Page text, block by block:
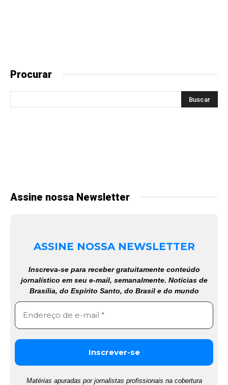
Procurar
Assine nossa Newsletter
ASSINE NOSSA NEWSLETTER
Inscreva-se para receber gratuitamente conteúdo
jornalístico em seu e-mail, semanalmente. Notícias de
Brasília, do Espírito Santo, do Brasil e do mundo
Matérias apuradas por jornalistas profissionais na cobertura